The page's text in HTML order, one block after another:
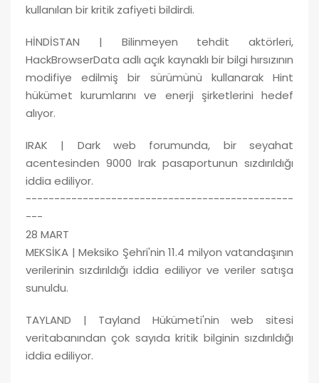
kullanılan bir kritik zafiyeti bildirdi.
HİNDİSTAN | Bilinmeyen tehdit aktörleri,
HackBrowserData adlı açık kaynaklı bir bilgi hırsızının
modifiye edilmiş bir sürümünü kullanarak Hint
hükümet kurumlarını ve enerji şirketlerini hedef
alıyor.
IRAK | Dark web forumunda, bir seyahat
acentesinden 9000 Irak pasaportunun sızdırıldığı
iddia ediliyor.
-----------------------------------------------
---
28 MART
MEKSİKA | Meksiko Şehri'nin 11.4 milyon vatandaşının
verilerinin sızdırıldığı iddia ediliyor ve veriler satışa
sunuldu.
TAYLAND | Tayland Hükümeti'nin web sitesi
veritabanından çok sayıda kritik bilginin sızdırıldığı
iddia ediliyor.